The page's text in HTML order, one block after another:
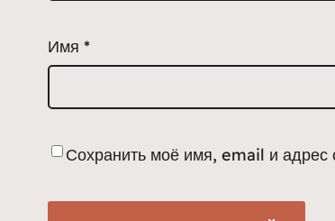
Имя *
Сохранить моё имя, email и адрес